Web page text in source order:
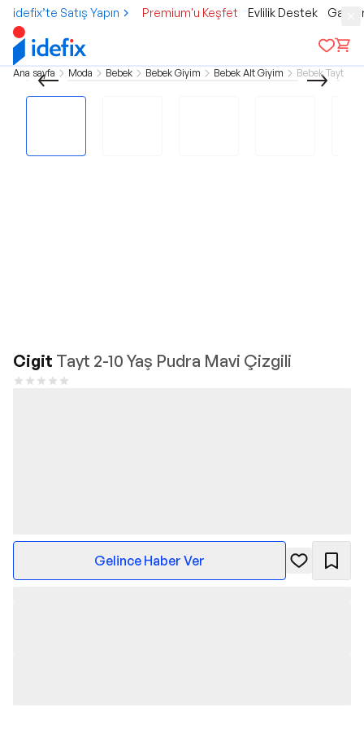
idefix’te Satış Yapın Premium'u Keşfet Evlilik Destek
Ana sayfa Moda Bebek Bebek Giyim Bebek Alt Giyim Bebek Tayt
Cigit Tayt 2-10 Yaş Pudra Mavi Çizgili
Gelince Haber Ver